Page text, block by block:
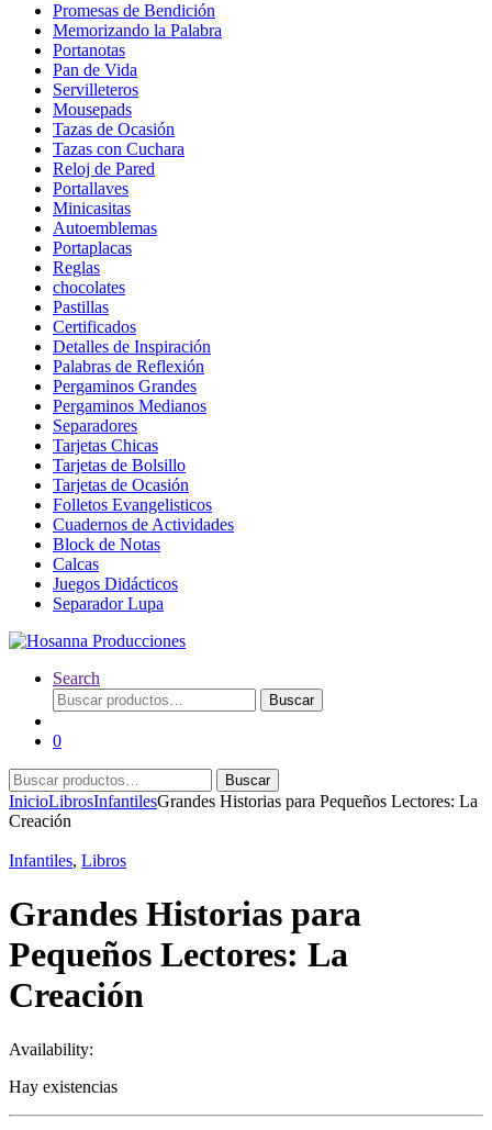
Promesas de Bendición
Memorizando la Palabra
Portanotas
Pan de Vida
Servilleteros
Mousepads
Tazas de Ocasión
Tazas con Cuchara
Reloj de Pared
Portallaves
Minicasitas
Autoemblemas
Portaplacas
Reglas
chocolates
Pastillas
Certificados
Detalles de Inspiración
Palabras de Reflexión
Pergaminos Grandes
Pergaminos Medianos
Separadores
Tarjetas Chicas
Tarjetas de Bolsillo
Tarjetas de Ocasión
Folletos Evangelisticos
Cuadernos de Actividades
Block de Notas
Calcas
Juegos Didácticos
Separador Lupa
Search
Buscar
por:
Buscar
0
Buscar
por:
Buscar
InicioLibrosInfantilesGrandes Historias para Pequeños Lectores: La
Creación
Infantiles, Libros
Grandes Historias para
Pequeños Lectores: La
Creación
Availability:
Hay existencias